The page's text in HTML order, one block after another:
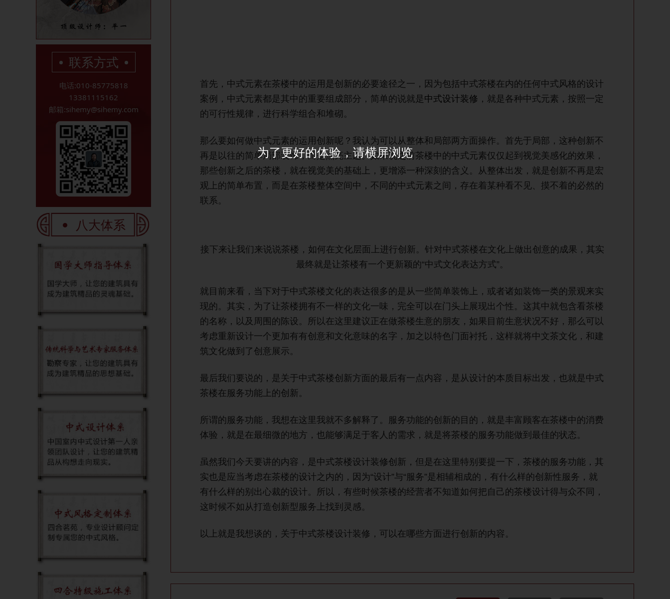
联系方式
电话:010-85775818
13381115162
邮箱:sihemy@sihemy.com
八大体系
首先，中式元素在茶楼中的运用是创新的必要途径之一，因为包括中式茶楼在内的任何中式风格的设计
案例，中式元素都是其中的重要组成部分，简单的说就是中式设计装修 ，就是各种中式元素，按照一定
的可行性规律，进行科学组合和堆砌。
那么要如何做中式元素的运用创新呢？我认为可以从整体和局部两方面操作。首先于局部，这种创新不
再是以往的简单局部装饰，而是点亮主题。如果说之前茶楼中的中式元素仅仅起到视觉美感化的效果，
那些创新之后的茶楼，就在视觉美的基础上，更增添一种深刻的含义。从整体出发，就是创新不再是宏
观上的简单布置，而是在茶楼整体空间中，不同的中式元素之间，存在着某种看不见、摸不着的必然的
联系。
接下来让我们来说说茶楼，如何在文化层面上进行创新。针对中式茶楼在文化上做出创意的成果，其实
最终就是让茶楼有一个更新颖的“中式文化表达方式”。
就目前来看，当下对于中式茶楼文化的表达很多的是从一些简单装饰上，或者诸如装饰一类的景观来实
现的。其实，为了让茶楼拥有不一样的文化一味，完全可以在门头上展现出个性。这其中就包含看茶楼
的名称，以及周围的陈设。所以在这里建议正在做茶楼生意的朋友，如果目前生意状况不好，那么可以
考虑重新设计一个更加有有创意和文化意味的名字，加之以特色门面衬托，这样就将中文茶文化，和建
筑文化做到了创意展示。
最后我们要说的，是关于中式茶楼创新方面的最后有一点内容，是从设计的本质目标出发，也就是中式
茶楼在服务功能上的创新。
所谓的服务功能，我想在这里我就不多解释了。服务功能的创新的目的，就是丰富顾客在茶楼中的消费
体验， 就是在最细微的地方，也能够满足于客人的需求，就是将茶楼的服务功能做到最佳的状态。
虽然我们今天要讲的内容，是中式茶楼设计装修创新，但是在这里特别要提一下，茶楼的服务功能，其
实也是应当考虑在茶楼的设计之内的，因为“设计”与“服务”是相辅相成的，有什么样的创新性服务，就
有什么样的别出心裁的设计。所以，有些时候茶楼的经营者不知道如何把自己的茶楼设计得与众不同，
这时候不如从打造创新型服务上找到灵感。
以上就是我想谈的，关于中式茶楼设计装修，可以在哪些方面进行创新的内容。
为了更好的体验，请横屏浏览